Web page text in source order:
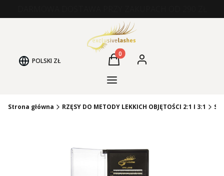
POLSKI ZŁ Produkty w koszyku: 0. Zobacz
Koszyk
Zaloguj się
Kategorie Produktów
Strona główna RZĘSY DO METODY LEKKICH OBJĘTOŚCI 2:1 I 3:1